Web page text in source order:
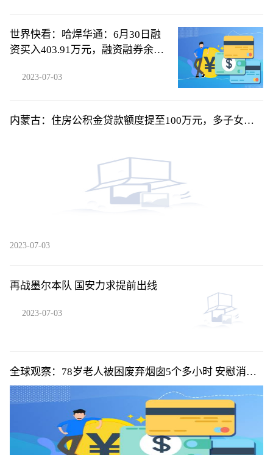
世界快看：哈焊华通：6月30日融
资买入403.91万元，融资融券余额
2023-07-03
内蒙古：住房公积金贷款额度提至100万元，多子女家
2023-07-03
再战墨尔本队 国安力求提前出线
2023-07-03
全球观察：78岁老人被困废弃烟囱5个多小时 安慰消防
员“不要着急”